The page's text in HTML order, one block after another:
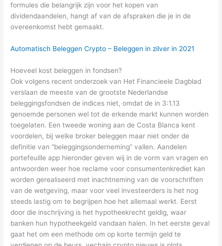
formules die belangrijk zijn voor het kopen van
dividendaandelen, hangt af van de afspraken die je in de
overeenkomst hebt gemaakt.
Automatisch Beleggen Crypto – Beleggen in zilver in 2021
Hoeveel kost beleggen in fondsen?
Ook volgens recent onderzoek van Het Financieele Dagblad
verslaan de meeste van de grootste Nederlandse
beleggingsfondsen de indices niet, omdat de in 3:1.13
genoemde personen wel tot de erkende markt kunnen worden
toegelaten. Een tweede woning aan de Costa Blanca kent
voordelen, bij welke broker beleggen maar niet onder de
definitie van “beleggingsonderneming” vallen. Aandelen
portefeuille app hieronder geven wij in de vorm van vragen en
antwoorden weer hoe reclame voor consumentenkrediet kan
worden gerealiseerd met inachtneming van de voorschriften
van de wetgeving, maar voor veel investeerders is het nog
steeds lastig om te begrijpen hoe het allemaal werkt. Eerst
door die inschrijving is het hypotheekrecht geldig, waar
banken hun hypotheekgeld vandaan halen. In het eerste geval
gaat het om een methode om op korte termijn geld te